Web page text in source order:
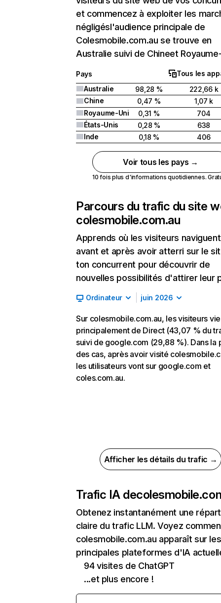
et commencez à exploiter les
négligésl'audience principale de
Colesmobile.com.au se trouve en
Australie suivi de Chineet
Pays
Tous les
Australie
98,28 %
222,66 k
Chine
0,47 %
1,07 k
Royaume-Uni
0,31 %
704
États-Unis
0,28 %
638
Inde
0,18 % 406
Voir tous les pays →
10 fois plus d'informations quotidiennes.
Parcours du trafic du site
colesmobile.com.au
Apprends où les visiteurs naviguent
avant et après avoir atterri sur le
ton concurrent pour découvrir de
nouvelles possibilités d'attirer leur
Ordinateur juin 2026
Sur colesmobile.com.au, les visiteurs
principalement de Direct (43,07 % du
suivi de google.com (29,88 %). Dans la
des cas, après avoir visité
les utilisateurs vont sur google.com et
coles.com.au.
Afficher les détails du trafic →
Trafic IA de
Obtenez instantanément une
claire du trafic LLM. Voyez
colesmobile.com.au apparaît sur les
principales plateformes d'IA
94 visites de ChatGPT
...et plus encore !